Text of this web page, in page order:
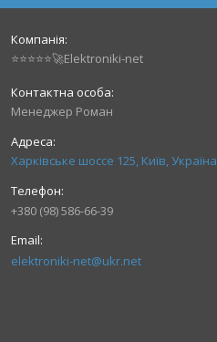
⭐⭐⭐⭐⭐🚀Elektroniki-net
Менеджер Роман
Харківське шоссе 125, Київ, Україна
+380 (98) 586-66-39
elektroniki-net@ukr.net